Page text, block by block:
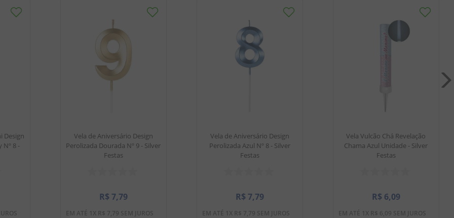
Design
Nº 8 -
Vela de Aniversário Design
Perolizada Dourada Nº 9 - Silver
Festas
R$ 7,79
EM ATÉ 1 X R$ 7,79 SEM JUROS
Vela de Aniversário Design
Perolizada Azul Nº 8 - Silver
Festas
R$ 7,79
EM ATÉ 1 X R$ 7,79 SEM JUROS
Vela Vulcão Chá Revelação
Chama Azul Unidade - Silver
Festas
R$ 6,09
EM ATÉ 1 X R$ 6,09 SEM JUROS